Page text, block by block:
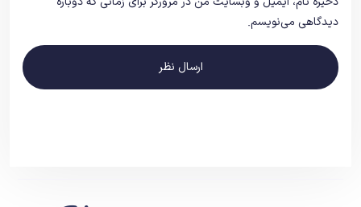
دیدگاهی می‌نویسم.
ارسال نظر